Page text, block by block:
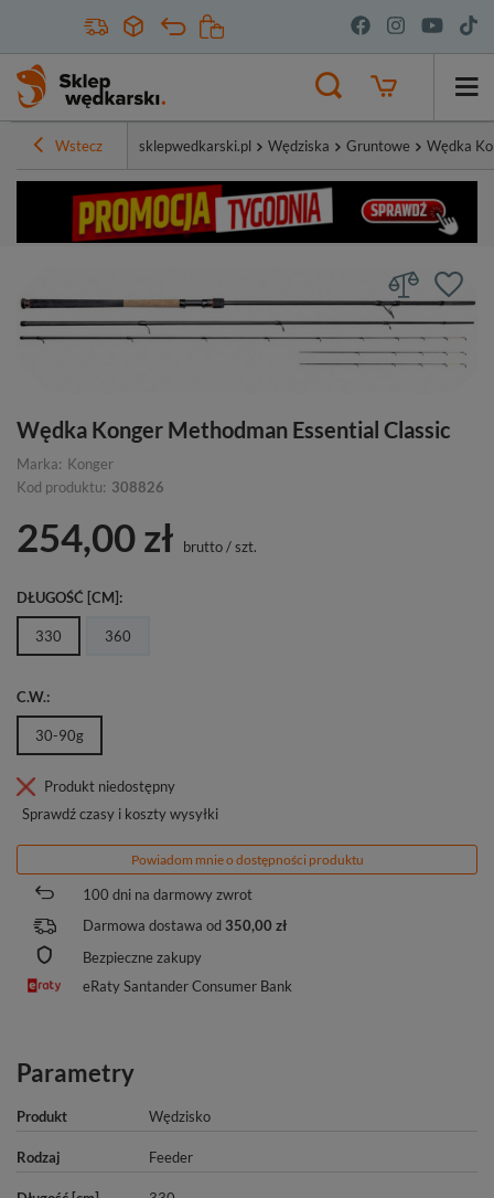
Wstecz sklepwedkarski.pl Wędziska Gruntowe Wędka
Wędka Konger Methodman Essential Classic
Marka: Konger
Kod produktu: 308826
254,00 zł brutto/szt.
DŁUGOŚĆ [CM]
330 360
C.W.
30-90g
Produkt niedostępny
Sprawdź czasy i koszty wysyłki
Powiadom mnie o dostępności produktu
100 dni na darmowy zwrot
Darmowa dostawa od 350,00 zł
Bezpieczne zakupy
eRaty Santander Consumer Bank
Parametry
Produkt Wędzisko
Rodzaj Feeder